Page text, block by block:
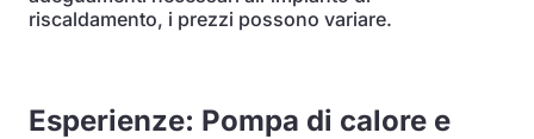
riscaldamento, i prezzi possono variare.
Esperienze: Pompa di calore e